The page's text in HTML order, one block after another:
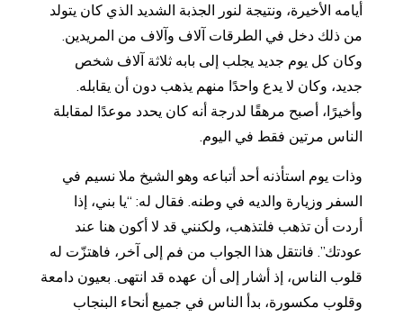
أيامه الأخيرة، ونتيجة لنور الجذبة الشديد الذي كان يتولد
من ذلك دخل في الطرقات آلاف وآلاف من المريدين.
وكان كل يوم جديد يجلب إلى بابه ثلاثة آلاف شخص
جديد، وكان لا يدع واحدًا منهم يذهب دون أن يقابله.
وأخيرًا، أصبح مرهقًا لدرجة أنه كان يحدد موعدًا لمقابلة
الناس مرتين فقط في اليوم.
وذات يوم استأذنه أحد أتباعه وهو الشيخ ملا نسيم في
السفر وزيارة والديه في وطنه. فقال له: “يا بني، إذا
أردت أن تذهب فلتذهب، ولكنني قد لا أكون هنا عند
عودتك”. فانتقل هذا الجواب من فم إلى آخر، فاهتزّت له
قلوب الناس، إذ أشار إلى أن عهده قد انتهى. بعيون دامعة
وقلوب مكسورة، بدأ الناس في جميع أنحاء البنجاب